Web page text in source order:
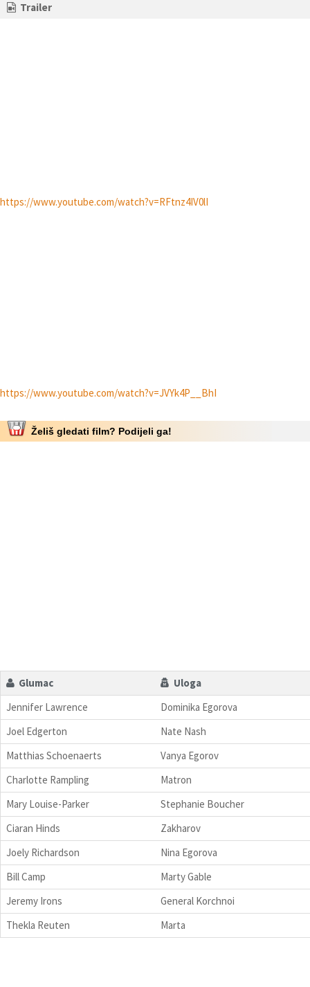
Trailer
https://www.youtube.com/watch?v=RFtnz4IV0lI
https://www.youtube.com/watch?v=JVYk4P__BhI
Želiš gledati film? Podijeli ga!
Glumac
Uloga
Jennifer Lawrence
Dominika Egorova
Joel Edgerton
Nate Nash
Matthias Schoenaerts
Vanya Egorov
Charlotte Rampling
Matron
Mary Louise-Parker
Stephanie Boucher
Ciaran Hinds
Zakharov
Joely Richardson
Nina Egorova
Bill Camp
Marty Gable
Jeremy Irons
General Korchnoi
Thekla Reuten
Marta